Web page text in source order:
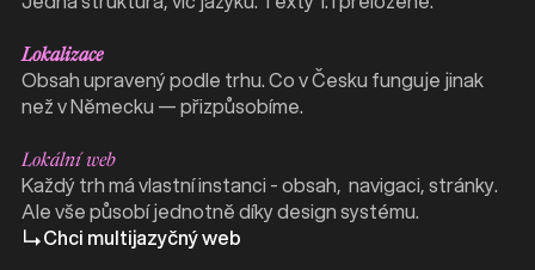
Lokalizace
Obsah upravený podle trhu. Co v Česku funguje jinak
než v Německu — přizpůsobíme.
Lokální web
Každý trh má vlastní instanci - obsah, navigaci, stránky.
Ale vše působí jednotně díky design systému.
Chci multijazyčný web